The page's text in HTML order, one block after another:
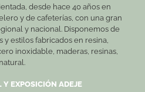
desde hace 40 años en
y de cafeterías, con una gran
y nacional. Disponemos de
estilos fabricados en resina,
inoxidable, maderas, resinas,
Y EXPOSICIÓN ADEJE